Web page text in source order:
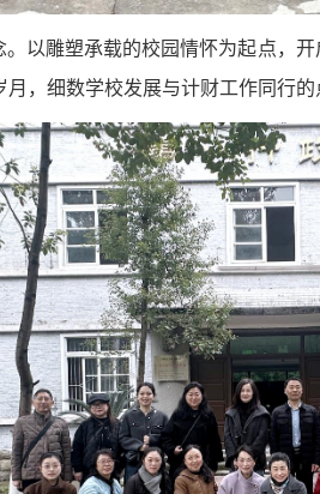
。以雕塑承载的校园情怀为起点，
，细数学校发展与计财工作同行的